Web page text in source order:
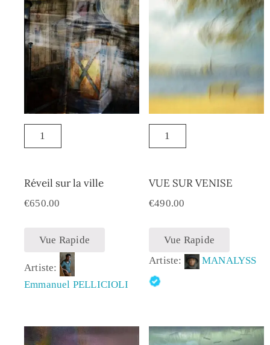
Réveil sur la ville
€650.00
Vue Rapide
Artiste:
Emmanuel PELLICIOLI
VUE SUR VENISE
€490.00
Vue Rapide
Artiste:
MANALYSS